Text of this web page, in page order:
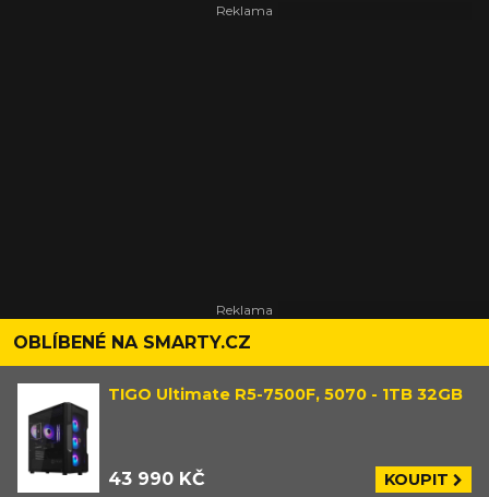
OBLÍBENÉ NA SMARTY.CZ
TIGO Ultimate R5-7500F, 5070 - 1TB 32GB
43 990 KČ KOUPIT